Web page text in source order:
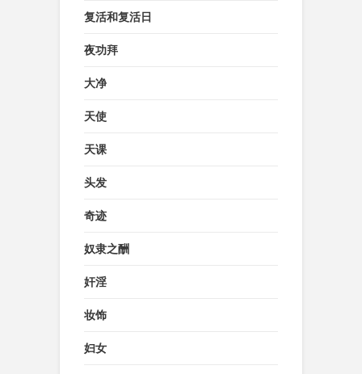
复活和复活日
夜功拜
大净
天使
天课
头发
奇迹
奴隶之酬
奸淫
妆饰
妇女